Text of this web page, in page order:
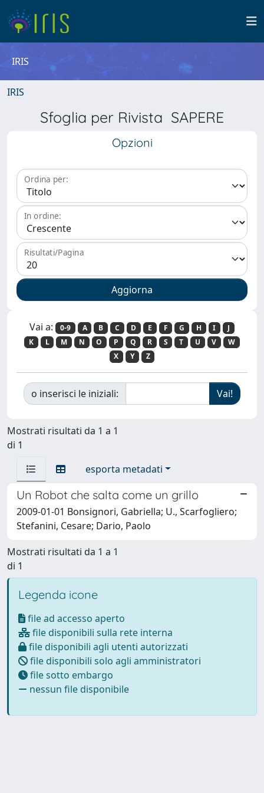
IRIS
IRIS
Sfoglia per Rivista SAPERE
Opzioni
Ordina per:
In ordine:
Risultati/Pagina
Vai a: 0-9 A B C D E F G H I
J
K
L M N O P Q R S T U V
W
X
Y Z
o inserisci le iniziali:
Mostrati risultati da 1 a 1
di 1
esporta metadati
Un Robot che salta come un grillo
2009-01-01 Bonsignori, Gabriella; U., Scarfogliero;
Stefanini, Cesare; Dario, Paolo
Mostrati risultati da 1 a 1
di 1
Legenda icone
file ad accesso aperto
file disponibili sulla rete interna
file disponibili agli utenti autorizzati
file disponibili solo agli amministratori
file sotto embargo
nessun file disponibile